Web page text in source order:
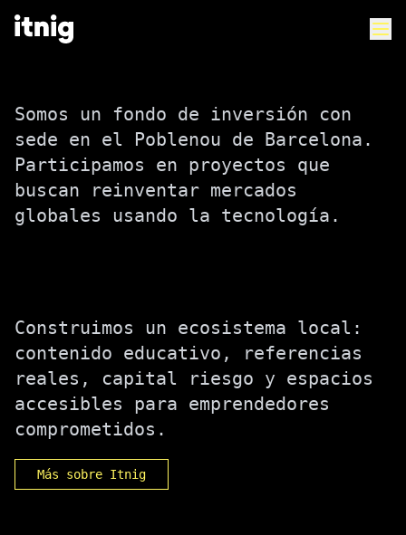
Somos un fondo de inversión con
sede en el Poblenou de Barcelona.
Participamos en proyectos que
buscan reinventar mercados
globales usando la tecnología.
Construimos un ecosistema local:
contenido educativo, referencias
reales, capital riesgo y espacios
accesibles para emprendedores
comprometidos.
Más sobre Itnig